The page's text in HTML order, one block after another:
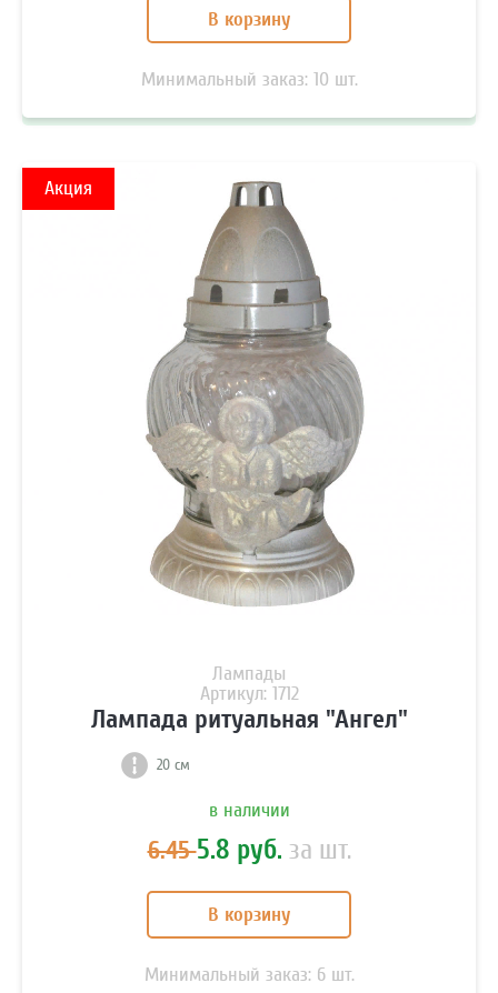
В корзину
Минимальный заказ: 10 шт.
Акция
Лампады
Артикул: 1712
Лампада ритуальная "Ангел"
20 см
в наличии
6.455.8 руб. за шт.
В корзину
Минимальный заказ: 6шт.
политикой конфиденциальностисогласен *
В связи с изменением курса актуальные цены уточняйте
у менеджеров!